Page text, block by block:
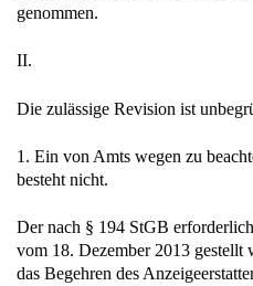
genommen.
II.
Die zulässige Revision ist
1. Ein von Amts wegen zu
besteht nicht.
Der nach § 194 StGB
vom 18. Dezember 2013 gestellt
das Begehren des